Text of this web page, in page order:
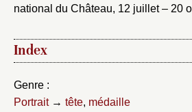
national du Château, 12 juillet – 20
Index
Genre :
Portrait→ tête, médaille